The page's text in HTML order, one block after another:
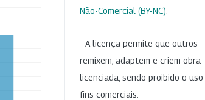
Não-Comercial (BY-NC)
- A licença permite que outros
remixem, adaptem e criem obra
licenciada, sendo proibido o uso
fins comerciais.